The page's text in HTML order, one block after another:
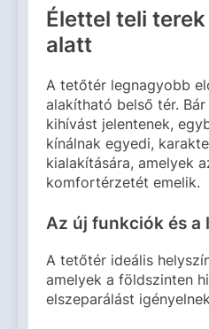
Élettel teli
alatt
A tetőtér legnagyobb
alakítható belső tér.
kihívást jelentenek,
kínálnak egyedi,
kialakítására, amelyek
komfortérzetét emelik.
Az új funkciók és a
A tetőtér ideális
amelyek a földszinten
elszeparálást